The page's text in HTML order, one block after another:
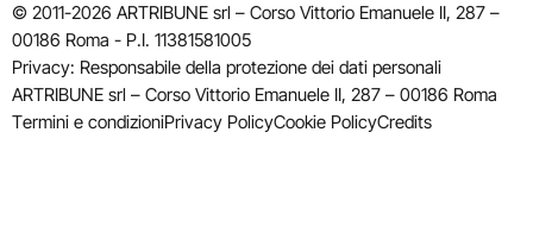
© 2011-2026 ARTRIBUNE srl – Corso Vittorio Emanuele II, 287 –
00186 Roma - P.I. 11381581005
Privacy: Responsabile della protezione dei dati personali
ARTRIBUNE srl – Corso Vittorio Emanuele II, 287 – 00186 Roma
Termini e condizioniPrivacy PolicyCookie PolicyCredits